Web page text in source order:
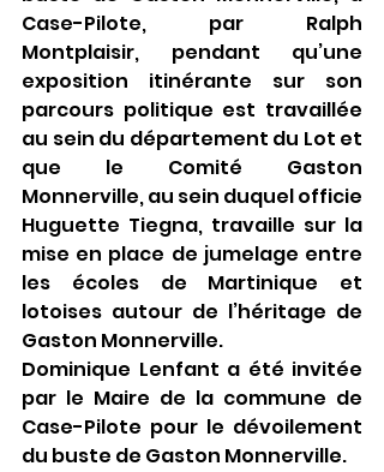
Case-Pilote, par Ralph
Montplaisir, pendant qu’une
exposition itinérante sur son
parcours politique est travaillée
au sein du département du Lot et
que le Comité Gaston
Monnerville, au sein duquel officie
Huguette Tiegna, travaille sur la
mise en place de jumelage entre
les écoles de Martinique et
lotoises autour de l’héritage de
Gaston Monnerville.
Dominique Lenfant a été invitée
par le Maire de la commune de
Case-Pilote pour le dévoilement
du buste de Gaston Monnerville.